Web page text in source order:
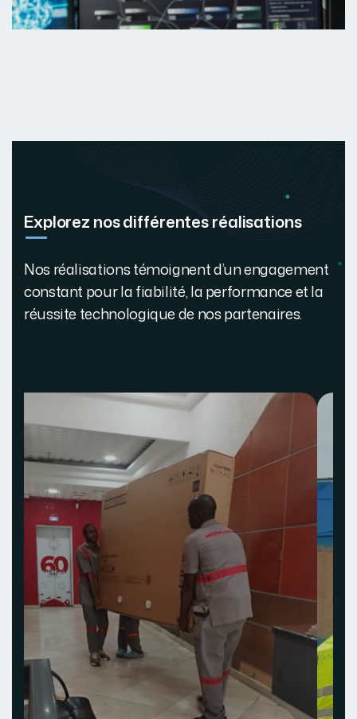
Explorez nos différentes réalisations
Nos réalisations témoignent d’un engagement
constant pour la fiabilité, la performance et la
réussite technologique de nos partenaires.